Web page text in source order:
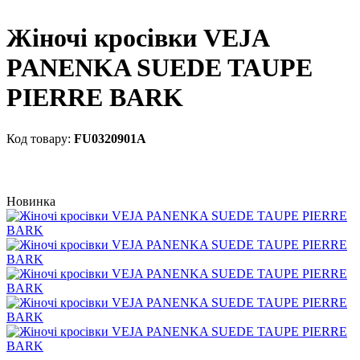
Жіночі кросівки VEJA
PANENKA SUEDE TAUPE
PIERRE BARK
FU0320901A
Новинка